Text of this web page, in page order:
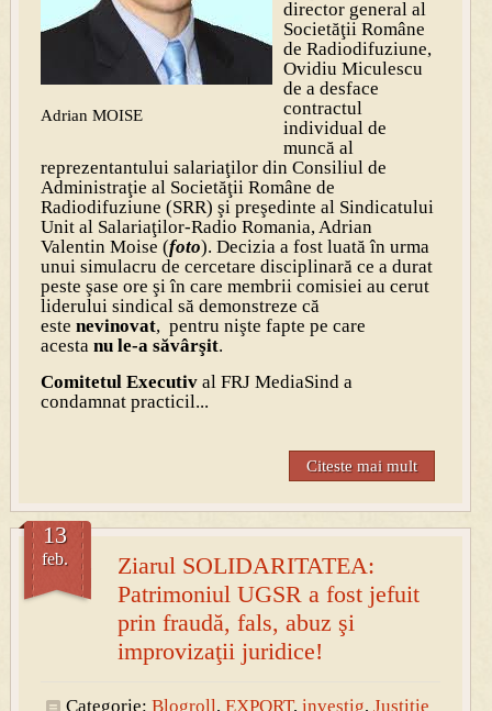
Adrian MOISE
director general al
Societăţii Române
de Radiodifuziune,
Ovidiu Miculescu
de a desface
contractul
individual de
muncă al
reprezentantului salariaţilor din Consiliul de
Administraţie al Societăţii Române de
Radiodifuziune (SRR) şi preşedinte al Sindicatului
Unit al Salariaţilor-Radio Romania, Adrian
Valentin Moise (foto). Decizia a fost luată în urma
unui simulacru de cercetare disciplinară ce a durat
peste şase ore şi în care membrii comisiei au cerut
liderului sindical să demonstreze că
este nevinovat, pentru nişte fapte pe care
acesta nu le-a săvârşit.
Comitetul Executival FRJ MediaSind a
condamnat practicil...
Citeste mai mult
Ziarul SOLIDARITATEA:
Patrimoniul UGSR a fost jefuit
prin fraudă, fals, abuz şi
improvizaţii juridice!
13
feb.
Categorie: Blogroll, EXPORT, investig, Justitie